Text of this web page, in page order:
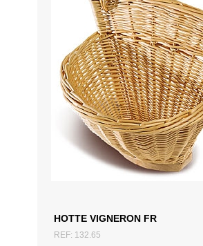
HOTTE VIGNERON FR
REF: 132.65
AJOUTER AU DEVIS